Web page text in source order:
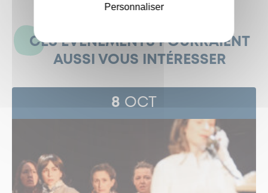
CES ÉVÉNEMENTS POURRAIENT
AUSSI VOUS INTÉRESSER
8 OCT
Personnaliser